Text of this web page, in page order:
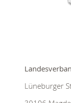
Lüneburger